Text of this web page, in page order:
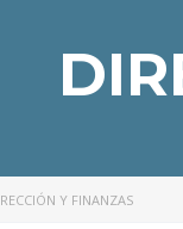
Y FINANZAS